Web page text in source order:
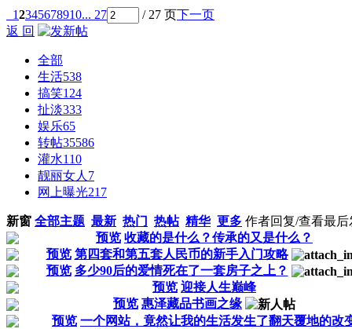
12345678910... 27 / 27 页下一页
返 回
全部
生活538
搞笑124
扯淡333
娱乐65
转帖35586
灌水110
靓丽女人 7
网上曝光217
新窗 全部主题 最新 热门 热帖 精华 更多 作者回复/查看最后
预览 收藏的是什么？传承的又是什么？
预览 第四套和第五套人民币的新手入门攻略
预览 多少90后的爱情死在了一套房子之上？
预览 迎接人生巅峰
预览 惠泽藏品书画之缘
预览 一个网站，竟然让我的生活发生了翻天覆地的改